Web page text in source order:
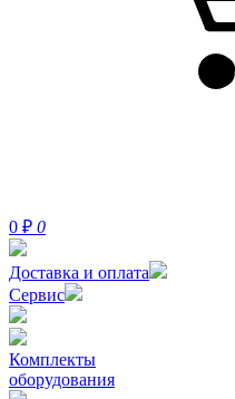
0 ₽ 0
Доставка и оплата
Сервис
Комплекты
оборудования